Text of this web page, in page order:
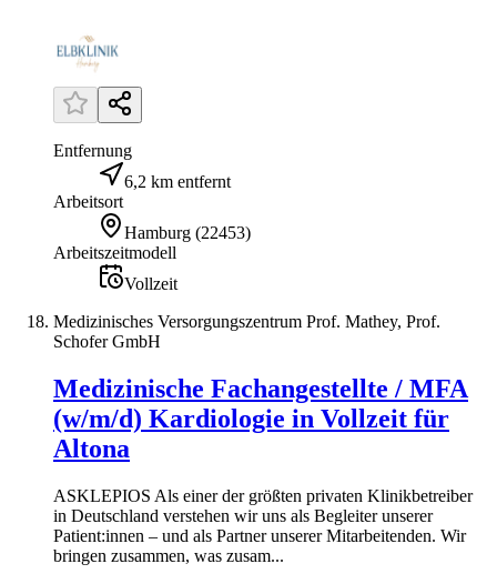
Entfernung
6,2 km entfernt
Arbeitsort
Hamburg (22453)
Arbeitszeitmodell
Vollzeit
Medizinisches Versorgungszentrum Prof. Mathey, Prof.
Schofer GmbH
Medizinische Fachangestellte / MFA
(w/m/d) Kardiologie in Vollzeit für
Altona
ASKLEPIOS Als einer der größten privaten Klinikbetreiber
in Deutschland verstehen wir uns als Begleiter unserer
Patient:innen – und als Partner unserer Mitarbeitenden. Wir
bringen zusammen, was zusam...